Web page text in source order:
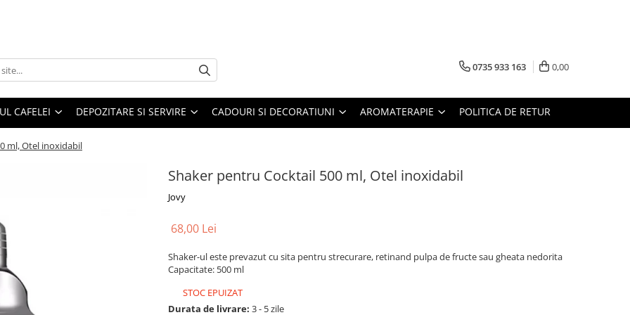
0735 933 163 0,00
CAFELEI DEPOZITARE SI SERVIRE CADOURI SI DECORATIUNI AROMATERAPIE POLITICA DE RETUR
ml, Otel inoxidabil
Shaker pentru Cocktail 500 ml, Otel inoxidabil
Jovy
68,00 Lei
Shaker-ul este prevazut cu sita pentru strecurare, retinand pulpa de fructe sau gheata nedorita
Capacitate: 500 ml
STOC EPUIZAT
Durata de livrare: 3 - 5 zile